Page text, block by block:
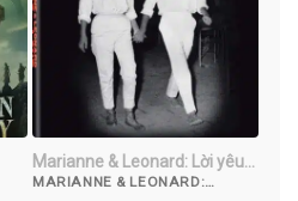
Marianne & Leonard: Lời yêu
đương
MARIANNE & LEONARD: